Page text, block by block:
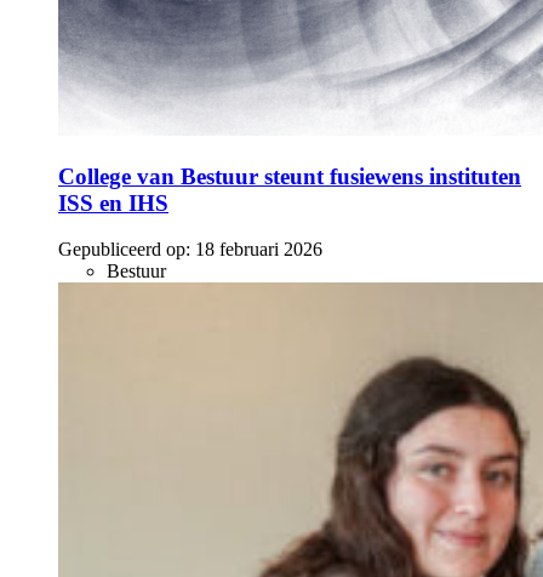
College van Bestuur steunt fusiewens instituten
ISS en IHS
Gepubliceerd op: 18 februari 2026
Bestuur